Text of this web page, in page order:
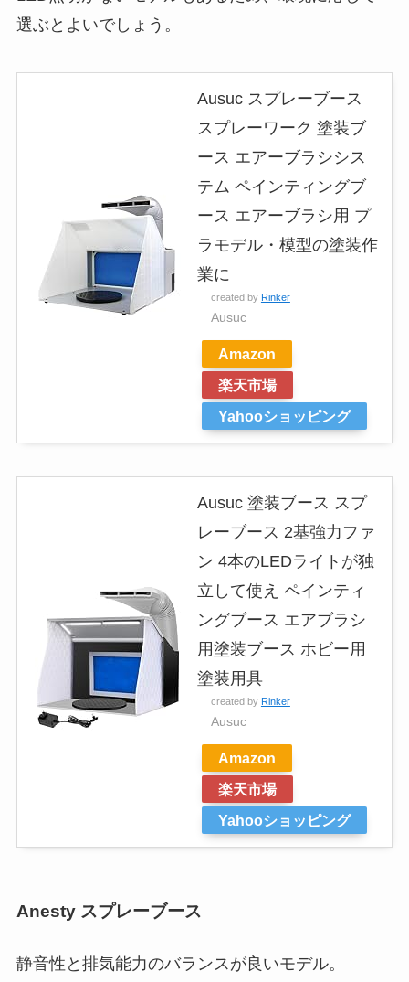
選ぶとよいでしょう。
Ausuc スプレーブース
スプレーワーク 塗装ブ
ース エアーブラシシス
テム ペインティングブ
ース エアーブラシ用 プ
ラモデル・模型の塗装作
業に
created by Rinker
Ausuc
Amazon
楽天市場
Yahooショッピング
Ausuc 塗装ブース スプ
レーブース 2基強力ファ
ン 4本のLEDライトが独
立して使え ペインティ
ングブース エアブラシ
用塗装ブース ホビー用
塗装用具
created by Rinker
Ausuc
Amazon
楽天市場
Yahooショッピング
Anesty スプレーブース
静音性と排気能力のバランスが良いモデル。